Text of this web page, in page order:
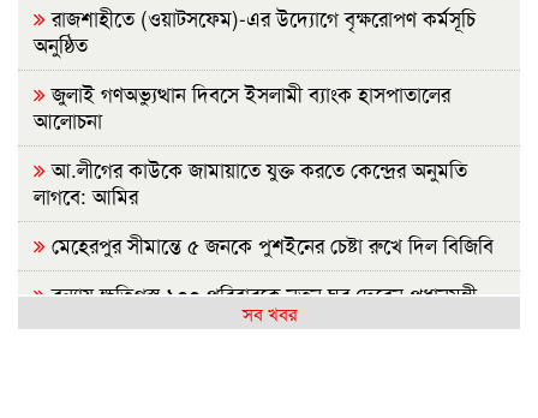
রাজশাহীতে (ওয়াটসফেম)-এর উদ্যোগে বৃক্ষরোপণ কর্মসূচি
অনুষ্ঠিত
জুলাই গণঅভ্যুত্থান দিবসে ইসলামী ব্যাংক হাসপাতালের
আলোচনা
আ.লীগের কাউকে জামায়াতে যুক্ত করতে কেন্দ্রের অনুমতি
লাগবে: আমির
মেহেরপুর সীমান্তে ৫ জনকে পুশইনের চেষ্টা রুখে দিল বিজিবি
বন্যায় ক্ষতিগ্রস্ত ১০০ পরিবারকে নতুন ঘর দেবেন প্রধানমন্ত্রী
সব খবর